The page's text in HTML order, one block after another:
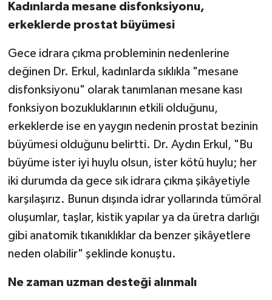
Kadınlarda mesane disfonksiyonu,
erkeklerde prostat büyümesi
Gece idrara çıkma probleminin nedenlerine
değinen Dr. Erkul, kadınlarda sıklıkla "mesane
disfonksiyonu" olarak tanımlanan mesane kası
fonksiyon bozukluklarının etkili olduğunu,
erkeklerde ise en yaygın nedenin prostat bezinin
büyümesi olduğunu belirtti. Dr. Aydın Erkul, "Bu
büyüme ister iyi huylu olsun, ister kötü huylu; her
iki durumda da gece sık idrara çıkma şikâyetiyle
karşılaşırız. Bunun dışında idrar yollarında tümöral
oluşumlar, taşlar, kistik yapılar ya da üretra darlığı
gibi anatomik tıkanıklıklar da benzer şikâyetlere
neden olabilir" şeklinde konuştu.
Ne zaman uzman desteği alınmalı